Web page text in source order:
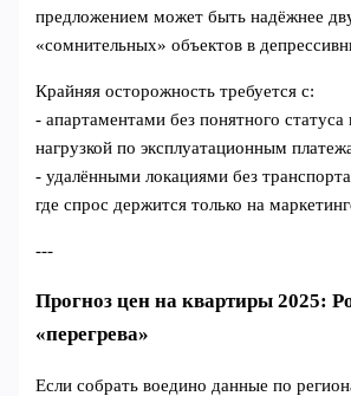
предложением может быть надёжнее
«сомнительных» объектов в
Крайняя осторожность требуется с:
- апартаментами без понятного статуса
нагрузкой по эксплуатационным
- удалёнными локациями без
где спрос держится только на
---
Прогноз цен на квартиры 2025:
«перегрева»
Если собрать воедино данные по